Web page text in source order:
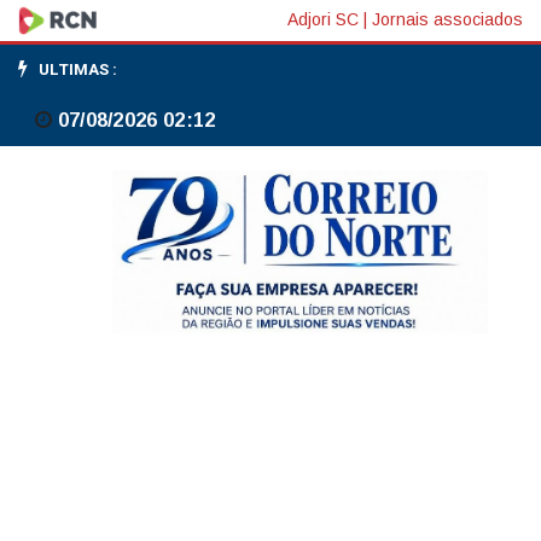
Operação
entre
polícias
Adjori SC Jornais associados
ULTIMAS :
07/08/2026 02:12